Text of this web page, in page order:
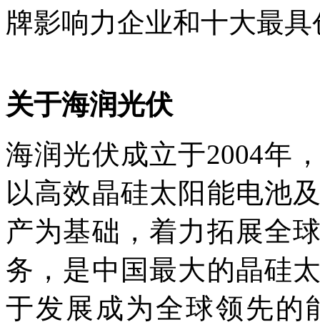
牌影响力企业和十大最
关于海润光伏
海润光伏成立于2004年
以高效晶硅太阳能电池
产为基础，着力拓展全
务，是中国最大的晶硅
于发展成为全球领先的